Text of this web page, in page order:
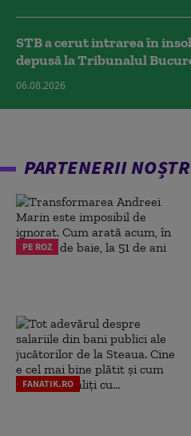
STB a cerut intrarea în
depusă la Tribunalul
06.08.2026
PARTENERII
PE ROZ
FANATIK.RO